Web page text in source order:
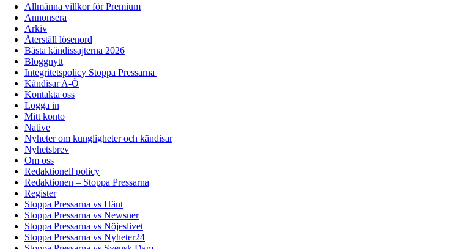
Allmänna villkor för Premium
Annonsera
Arkiv
Återställ lösenord
Bästa kändissajterna 2026
Bloggnytt
Integritetspolicy Stoppa Pressarna
Kändisar A-Ö
Kontakta oss
Logga in
Mitt konto
Native
Nyheter om kungligheter och kändisar
Nyhetsbrev
Om oss
Redaktionell policy
Redaktionen – Stoppa Pressarna
Register
Stoppa Pressarna vs Hänt
Stoppa Pressarna vs Newsner
Stoppa Pressarna vs Nöjeslivet
Stoppa Pressarna vs Nyheter24